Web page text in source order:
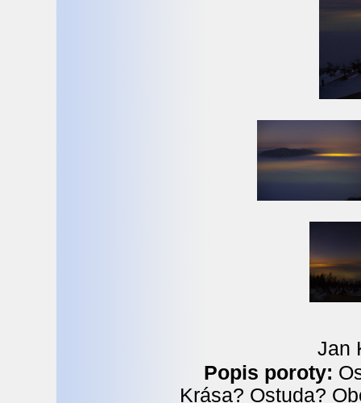
Jan
Popis poroty:
Krása? Ostuda?